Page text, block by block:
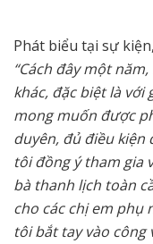
Phát biểu tại sự
“Cách đây một
khác, đặc biệt là
mong muốn được
duyên, đủ điều kiện
tôi đồng ý tham gia
bà thanh lịch toàn
cho các chị em phụ
tôi bắt tay vào